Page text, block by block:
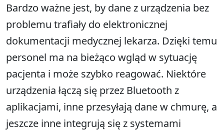
Bardzo ważne jest, by dane z urządzenia bez
problemu trafiały do elektronicznej
dokumentacji medycznej lekarza. Dzięki temu
personel ma na bieżąco wgląd w sytuację
pacjenta i może szybko reagować. Niektóre
urządzenia łączą się przez Bluetooth z
aplikacjami, inne przesyłają dane w chmurę, a
jeszcze inne integrują się z systemami